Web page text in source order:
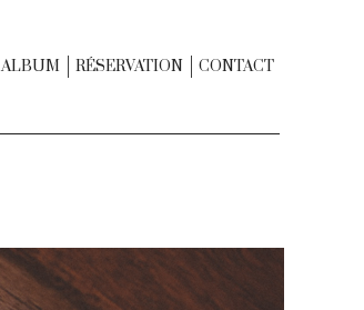
ALBUM RÉSERVATION CONTACT